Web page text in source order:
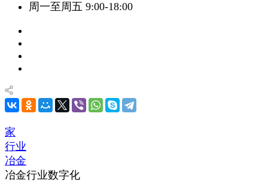
周一至周五 9:00-18:00
家
行业
冶金
冶金行业数字化